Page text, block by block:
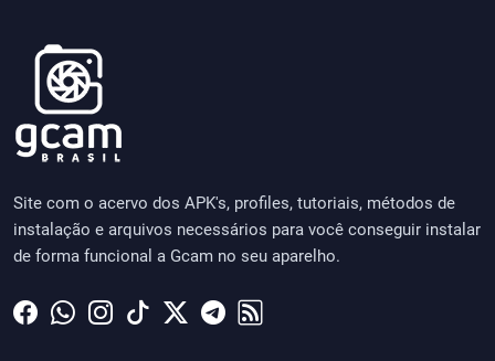
Site com o acervo dos APK's, profiles, tutoriais, métodos de
instalação e arquivos necessários para você conseguir instalar
de forma funcional a Gcam no seu aparelho.